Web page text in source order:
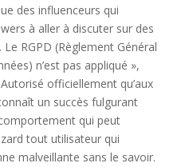
des influenceurs qui
à aller à discuter sur des
RGPD (Règlement Général
n’est pas appliqué »,
officiellement qu’aux
un succès fulgurant
qui peut
tout utilisateur qui
malveillante sans le savoir.